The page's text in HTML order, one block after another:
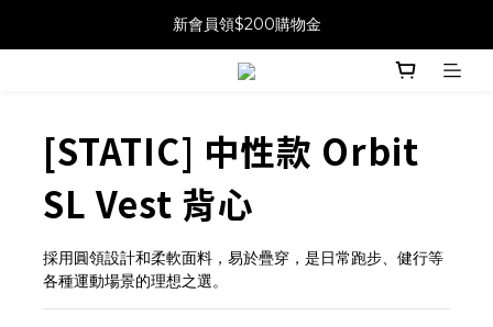
新會員領$200購物金
[STATIC] 中性款 Orbit
SL Vest 背心
採用圓領設計和柔軟面料，易於疊穿，是日常跑步、健行等
各種運動場景的理想之選。